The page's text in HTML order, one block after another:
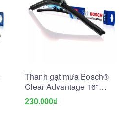
Thanh gạt mưa Bosch®
Clear Advantage 16"
(BCA16)
230.000₫